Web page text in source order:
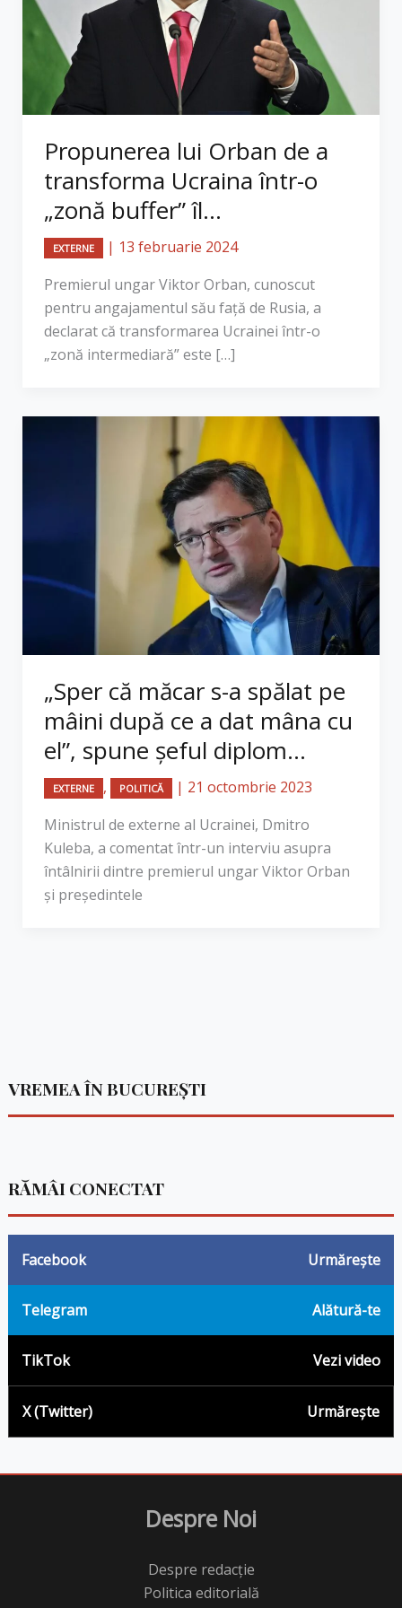
Propunerea lui Orban de a
transforma Ucraina într-o
„zonă buffer” îl...
EXTERNE | 13 februarie 2024
Premierul ungar Viktor Orban, cunoscut
pentru angajamentul său față de Rusia, a
declarat că transformarea Ucrainei într-o
„zonă intermediară” este […]
„Sper că măcar s-a spălat pe
mâini după ce a dat mâna cu
el”, spune șeful diplom...
EXTERNE , POLITICĂ | 21 octombrie 2023
Ministrul de externe al Ucrainei, Dmitro
Kuleba, a comentat într-un interviu asupra
întâlnirii dintre premierul ungar Viktor Orban
și președintele
VREMEA ÎN BUCUREȘTI
RĂMÂI CONECTAT
Facebook Urmărește
Telegram Alătură-te
TikTok Vezi video
X (Twitter) Urmărește
Despre Noi
Despre redacție
Politica editorială